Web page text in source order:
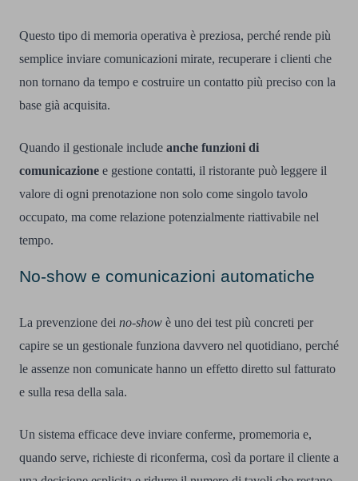
Questo tipo di memoria operativa è preziosa, perché rende più
semplice inviare comunicazioni mirate, recuperare i clienti che
non tornano da tempo e costruire un contatto più preciso con la
base già acquisita.
Quando il gestionale include anche funzioni di
comunicazione e gestione contatti, il ristorante può leggere il
valore di ogni prenotazione non solo come singolo tavolo
occupato, ma come relazione potenzialmente riattivabile nel
tempo.
No-show e comunicazioni automatiche
La prevenzione dei no-show è uno dei test più concreti per
capire se un gestionale funziona davvero nel quotidiano, perché
le assenze non comunicate hanno un effetto diretto sul fatturato
e sulla resa della sala.
Un sistema efficace deve inviare conferme, promemoria e,
quando serve, richieste di riconferma, così da portare il cliente a